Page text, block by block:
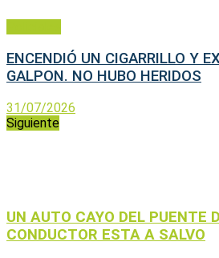
ENCENDIÓ UN CIGARRILLO Y
GALPON. NO HUBO HERIDOS
31/07/2026
Siguiente
UN AUTO CAYO DEL PUENTE
CONDUCTOR ESTA A SALVO